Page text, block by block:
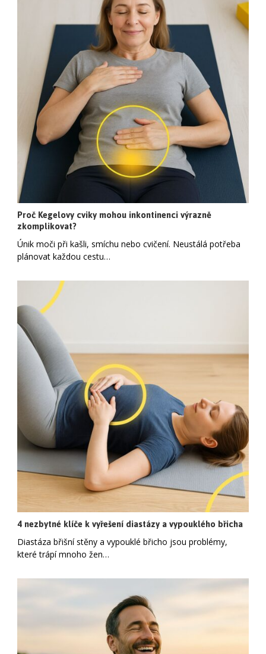
Proč Kegelovy cviky mohou inkontinenci výrazně
zkomplikovat?
Únik moči při kašli, smíchu nebo cvičení. Neustálá potřeba
plánovat každou cestu…
4 nezbytné klíče k vyřešení diastázy a vypouklého břicha
Diastáza břišní stěny a vypouklé břicho jsou problémy,
které trápí mnoho žen…